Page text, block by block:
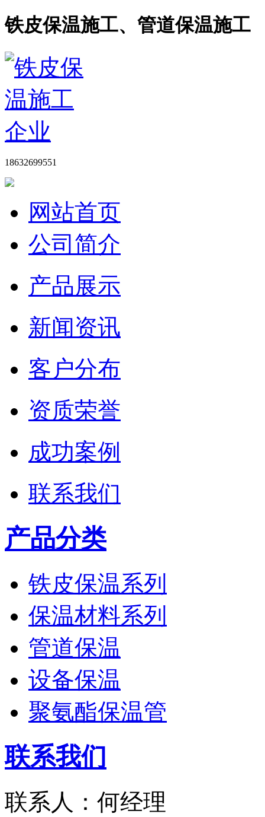
铁皮保温施工、管道保温施工
18632699551
网站首页
公司简介
产品展示
新闻资讯
客户分布
资质荣誉
成功案例
联系我们
产品分类
铁皮保温系列
保温材料系列
管道保温
设备保温
聚氨酯保温管
联系我们
联系人：何经理